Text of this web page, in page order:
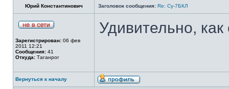
Юрий Константинович Заголовок сообщения: Re: Су-7БКЛ
Зарегистрирован: 06 фев
2011 12:21
Сообщения: 41
Откуда: Таганрог
Удивительно,
Вернуться к началу